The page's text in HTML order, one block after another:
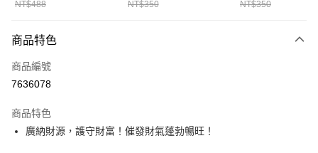
NT$488
Socks
NT$350
Socks
NT$350
商品特色
商品編號
7636078
商品特色
廣納財源，護守財富！催發財氣蓬勃暢旺！